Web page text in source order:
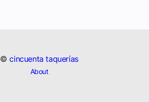
©cincuenta taquerías
About